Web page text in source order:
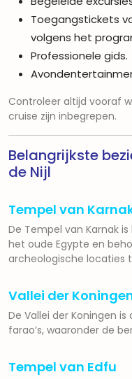
Toegangstickets
volgens het
Professionele gids.
Controleer altijd vooraf
cruise zijn inbegrepen.
Belangrijkste
de Nijl
Tempel van
De Tempel van Karnak
het oude Egypte en
archeologische locaties
Vallei der
De Vallei der Koningen is
farao’s, waaronder de
Tempel van Edfu